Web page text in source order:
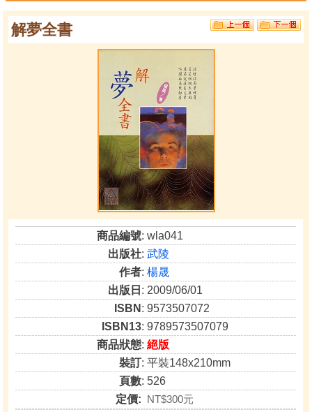
解夢全書
商品編號: wla041
出版社:武陵
作者:楊晟
出版日 : 2009/06/01
ISBN : 9573507072
ISBN13: 9789573507079
商品狀態:絕版
裝訂: 平裝148x210mm
頁數: 526
定價: NT$300元